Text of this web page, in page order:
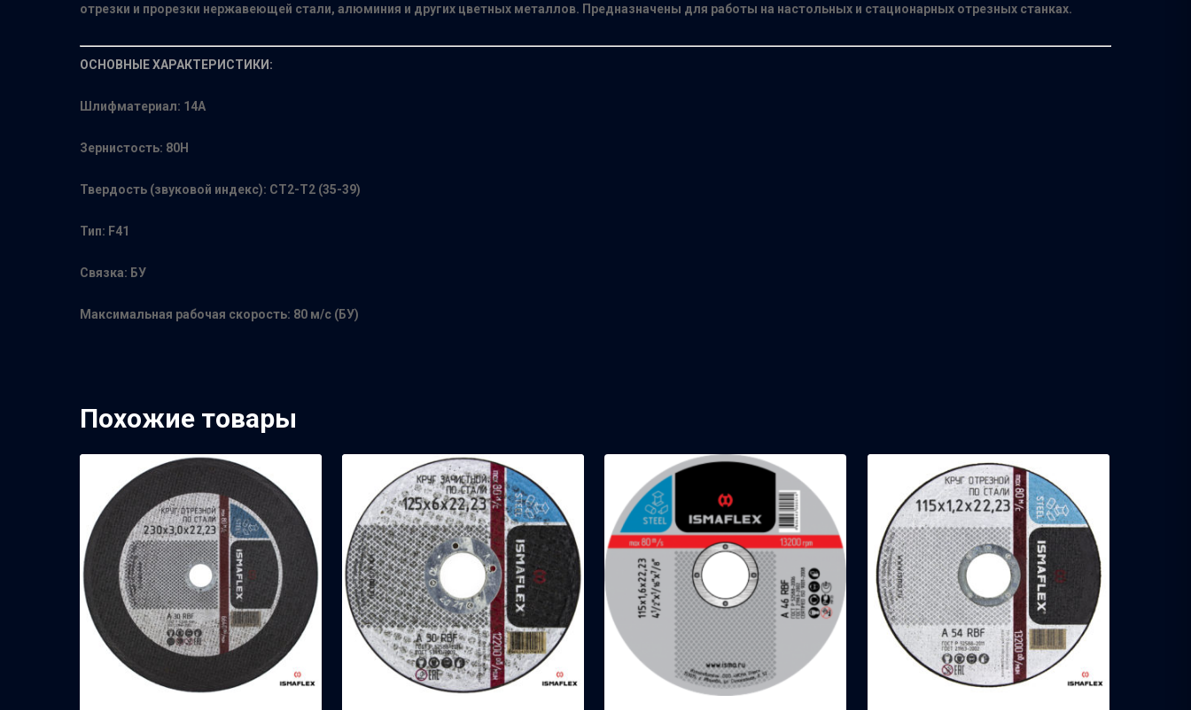
отрезки и прорезки нержавеющей стали, алюминия и других цветных металлов. Предназначены для работы на настольных и стационарных отрезных станках.
ОСНОВНЫЕ ХАРАКТЕРИСТИКИ:
Шлифматериал: 14А
Зернистость: 80Н
Твердость (звуковой индекс): СТ2-Т2 (35-39)
Тип: F41
Связка: БУ
Максимальная рабочая скорость: 80 м/с (БУ)
Похожие товары